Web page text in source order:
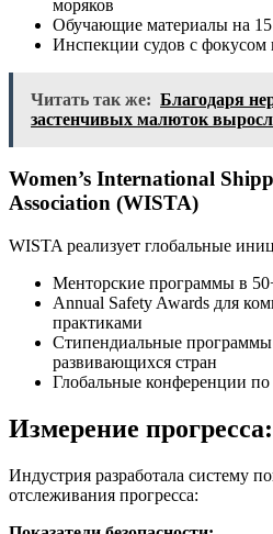
моряков
Обучающие материалы на 15
Инспекции судов с
Читать так же: Благодаря
застенчивых малюток
Women’s International
Association (WISTA)
WISTA реализует глобальные
Менторские программы в
Annual Safety Awards для
практиками
Стипендиальные
развивающихся стран
Глобальные конференции по
Измерение
Индустрия разработала систему
отслеживания прогресса: